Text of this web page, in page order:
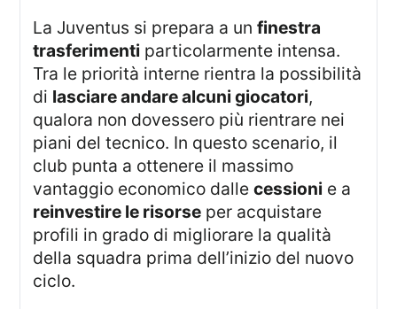
La Juventus si prepara a unfinestra
trasferimenti particolarmente intensa.
Tra le priorità interne rientra la possibilità
di lasciare andare alcuni giocatori,
qualora non dovessero più rientrare nei
piani del tecnico. In questo scenario, il
club punta a ottenere il massimo
vantaggio economico dallecessioni e a
reinvestire le risorse per acquistare
profili in grado di migliorare la qualità
della squadra prima dell’inizio del nuovo
ciclo.